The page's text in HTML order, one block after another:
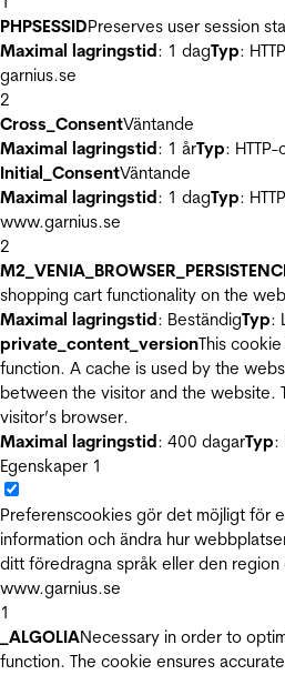
PHPSESSIDPreserves user session
Maximal lagringstid: 1 dagTyp:
garnius.se
2
Cross_ConsentVäntande
Maximal lagringstid: 1 årTyp:
Initial_ConsentVäntande
Maximal lagringstid: 1 dagTyp:
www.garnius.se
2
shopping cart functionality on the
Maximal lagringstid: BeständigTyp:
private_content_versionThis
function. A cache is used by the
between the visitor and the website.
visitor’s browser.
Maximal lagringstid: 400 dagarTyp:
Egenskaper 1
Preferenscookies gör det möjligt för
information och ändra hur
ditt föredragna språk eller den
www.garnius.se
1
_ALGOLIANecessary in order to
function. The cookie ensures